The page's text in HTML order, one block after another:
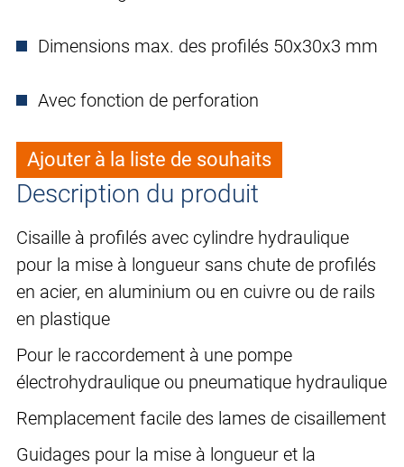
Dimensions max. des profilés 50x30x3 mm
Avec fonction de perforation
Ajouter à la liste de souhaits
Description du produit
Cisaille à profilés avec cylindre hydraulique
pour la mise à longueur sans chute de profilés
en acier, en aluminium ou en cuivre ou de rails
en plastique
Pour le raccordement à une pompe
électrohydraulique ou pneumatique hydraulique
Remplacement facile des lames de cisaillement
Guidages pour la mise à longueur et la